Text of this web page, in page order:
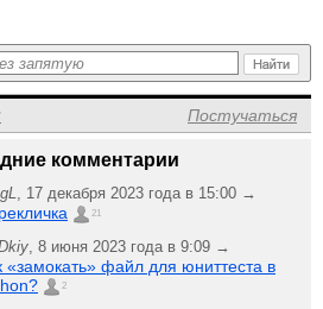
Постучаться
комментарии
, 17 декабря 2023 года в 15:00 →
21
, 8 июня 2023 года в 9:09 →
«замокать» файл для юниттеста в
2